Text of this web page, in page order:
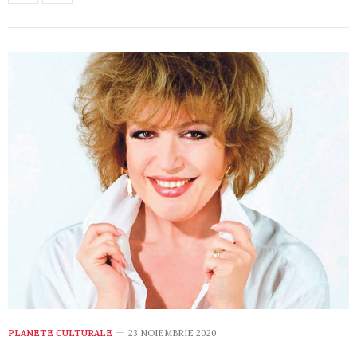
PLANETE CULTURALE 23 NOIEMBRIE 2020